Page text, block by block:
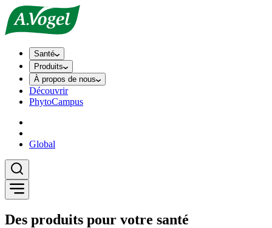
Santé
Produits
À propos de nous
Découvrir
PhytoCampus
Global
Des produits pour votre santé